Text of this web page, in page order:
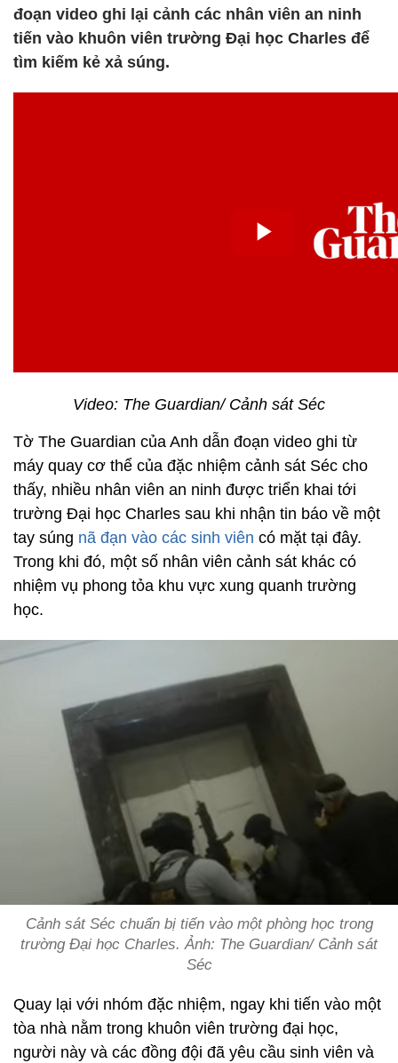
đoạn video ghi lại cảnh các nhân viên an ninh
tiến vào khuôn viên trường Đại học Charles để
tìm kiếm kẻ xả súng.
Video: The Guardian/ Cảnh sát Séc
Tờ The Guardian của Anh dẫn đoạn video ghi từ
máy quay cơ thể của đặc nhiệm cảnh sát Séc cho
thấy, nhiều nhân viên an ninh được triển khai tới
trường Đại học Charles sau khi nhận tin báo về một
tay súng nã đạn vào các sinh viên có mặt tại đây.
Trong khi đó, một số nhân viên cảnh sát khác có
nhiệm vụ phong tỏa khu vực xung quanh trường
học.
Cảnh sát Séc chuẩn bị tiến vào một phòng học trong
trường Đại học Charles. Ảnh: The Guardian/ Cảnh sát
Séc
Quay lại với nhóm đặc nhiệm, ngay khi tiến vào một
tòa nhà nằm trong khuôn viên trường đại học,
người này và các đồng đội đã yêu cầu sinh viên và